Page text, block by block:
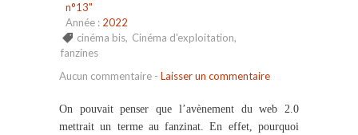
n°13"
Année : 2022
cinéma bis, Cinéma d'exploitation,
fanzines
Aucun commentaire - Laisser un commentaire
On pouvait penser que l’avènement du web 2.0
mettrait un terme au fanzinat. En effet, pourquoi